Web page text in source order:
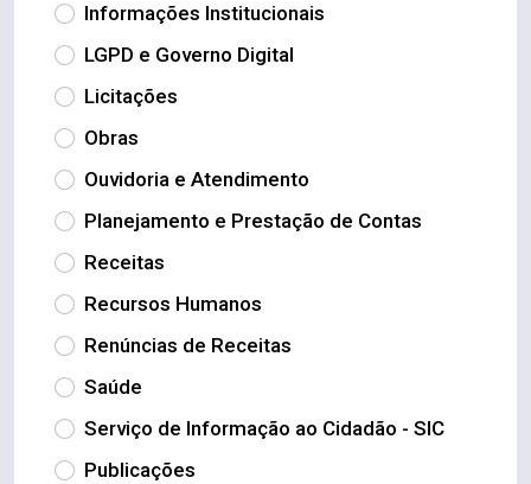
Informações Institucionais
LGPD e Governo Digital
Licitações
Obras
Ouvidoria e Atendimento
Planejamento e Prestação de Contas
Receitas
Recursos Humanos
Renúncias de Receitas
Saúde
Serviço de Informação ao Cidadão - SIC
Publicações